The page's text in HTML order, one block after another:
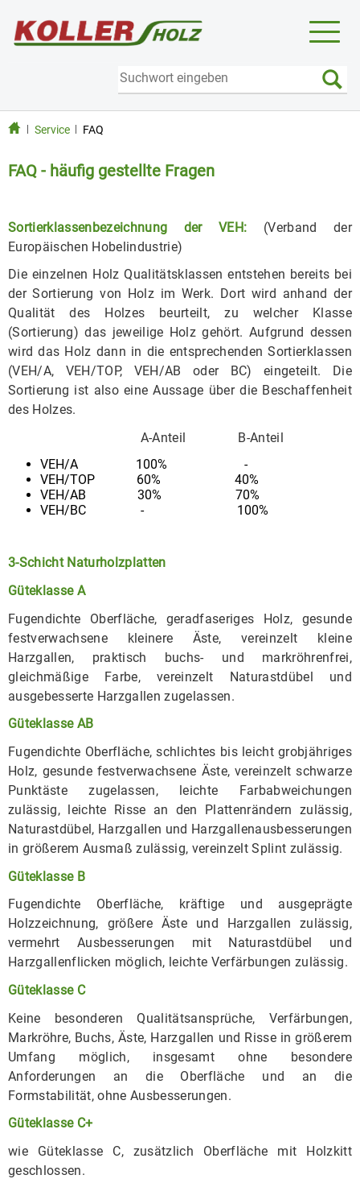
Service FAQ
FAQ - häufig gestellte Fragen
Sortierklassenbezeichnung der VEH:
(Verband der
Europäischen Hobelindustrie)
Die einzelnen Holz Qualitätsklassen entstehen bereits bei
der Sortierung von Holz im Werk. Dort wird anhand der
Qualität des Holzes beurteilt, zu welcher Klasse
(Sortierung) das jeweilige Holz gehört. Aufgrund dessen
wird das Holz dann in die entsprechenden Sortierklassen
(VEH/A, VEH/TOP, VEH/AB oder BC) eingeteilt. Die
Sortierung ist also eine Aussage über die Beschaffenheit
des Holzes.
A-Anteil B-Anteil
VEH/A 100% -
VEH/TOP 60% 40%
VEH/AB 30% 70%
VEH/BC - 100%
3-Schicht Naturholzplatten
Güteklasse A
Fugendichte Oberfläche, geradfaseriges Holz, gesunde
festverwachsene kleinere Äste, vereinzelt kleine
Harzgallen, praktisch buchs- und markröhrenfrei,
gleichmäßige Farbe, vereinzelt Naturastdübel und
ausgebesserte Harzgallen zugelassen.
Güteklasse AB
Fugendichte Oberfläche, schlichtes bis leicht grobjähriges
Holz, gesunde festverwachsene Äste, vereinzelt schwarze
Punktäste zugelassen, leichte Farbabweichungen
zulässig, leichte Risse an den Plattenrändern zulässig,
Naturastdübel, Harzgallen und Harzgallenausbesserungen
in größerem Ausmaß zulässig, vereinzelt Splint zulässig.
Güteklasse B
Fugendichte Oberfläche, kräftige und ausgeprägte
Holzzeichnung, größere Äste und Harzgallen zulässig,
vermehrt Ausbesserungen mit Naturastdübel und
Harzgallenflicken möglich, leichte Verfärbungen zulässig.
Güteklasse C
Keine besonderen Qualitätsansprüche, Verfärbungen,
Markröhre, Buchs, Äste, Harzgallen und Risse in größerem
Umfang möglich, insgesamt ohne besondere
Anforderungen an die Oberfläche und an die
Formstabilität, ohne Ausbesserungen.
Güteklasse C+
wie Güteklasse C, zusätzlich Oberfläche mit Holzkitt
geschlossen.